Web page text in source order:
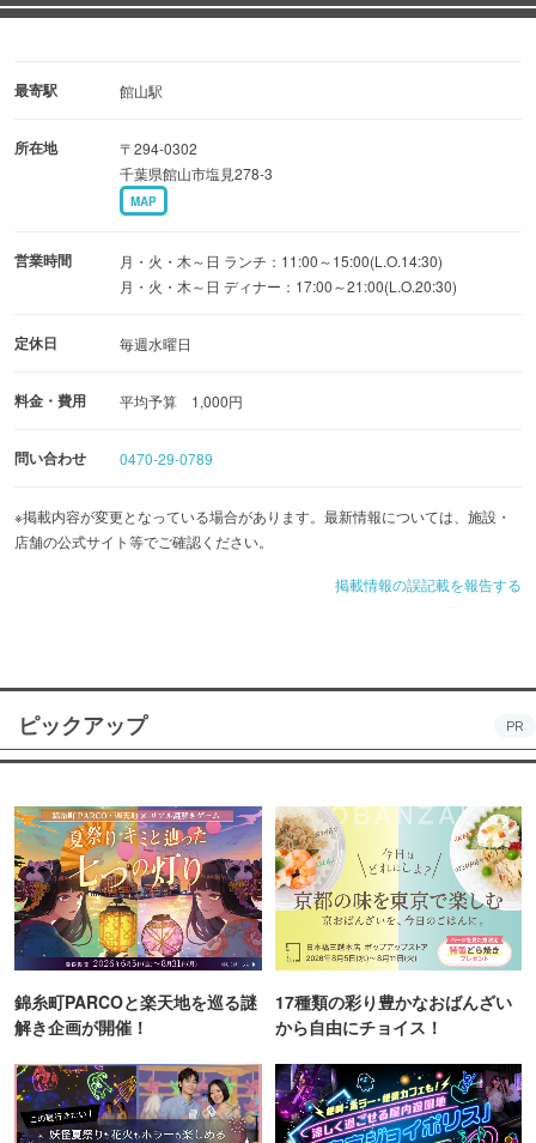
最寄駅 館山駅
所在地
〒294-0302
千葉県館山市塩見278-3
MAP
営業時間
月・火・木～日 ランチ：11:00～15:00(L.O.14:30)
月・火・木～日 ディナー：17:00～21:00(L.O.20:30)
定休日 毎週水曜日
料金・費用 平均予算 1,000円
問い合わせ 0470-29-0789
※掲載内容が変更となっている場合があります。最新情報については、施設・
店舗の公式サイト等でご確認ください。
掲載情報の誤記載を報告する
ピックアップ PR
錦糸町PARCOと楽天地を巡る謎
解き企画が開催！
17種類の彩り豊かなおばんざい
から自由にチョイス！